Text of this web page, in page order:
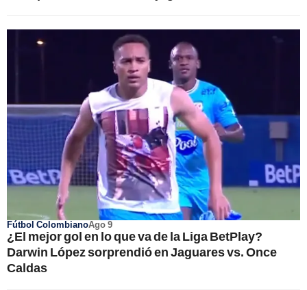
Fútbol ColombianoAgo 9
¿El mejor gol en lo que va de la Liga BetPlay?
Darwin López sorprendió en Jaguares vs. Once
Caldas